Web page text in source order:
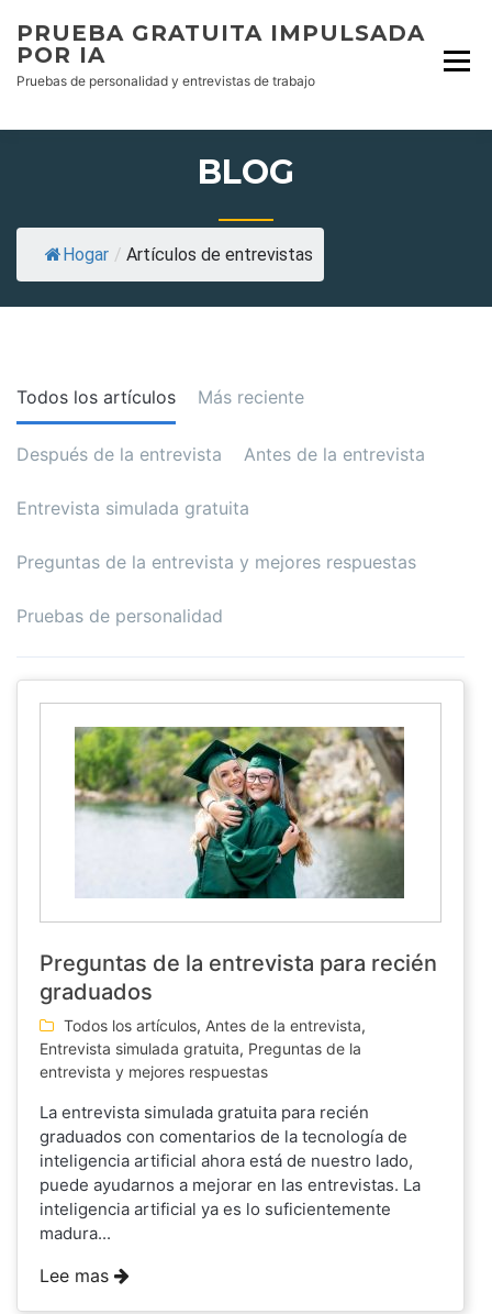
content
PRUEBA GRATUITA IMPULSADA
POR IA
Pruebas de personalidad y entrevistas de trabajo
BLOG
Hogar / Artículos de entrevistas
Todos los artículos Más reciente
Después de la entrevista Antes de la entrevista
Entrevista simulada gratuita
Preguntas de la entrevista y mejores respuestas
Pruebas de personalidad
Preguntas de la entrevista para recién
graduados
Todos los artículos, Antes de la entrevista,
Entrevista simulada gratuita, Preguntas de la
entrevista y mejores respuestas
La entrevista simulada gratuita para recién
graduados con comentarios de la tecnología de
inteligencia artificial ahora está de nuestro lado,
puede ayudarnos a mejorar en las entrevistas. La
inteligencia artificial ya es lo suficientemente
madura...
Lee mas